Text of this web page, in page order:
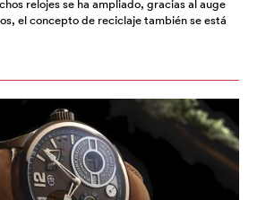
relojes se ha ampliado, gracias al auge
el concepto de reciclaje también se está